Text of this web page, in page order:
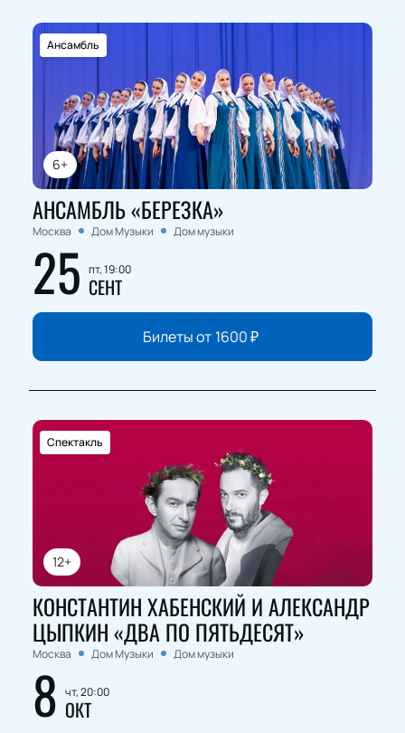
6+
Ансамбль
АНСАМБЛЬ «БЕРЕЗКА»
Москва Дом Музыки Дом музыки
25 пт, 19:00
СЕНТ
Билеты от 1600₽
12+
Спектакль
КОНСТАНТИН ХАБЕНСКИЙ И АЛЕКСАНДР
ЦЫПКИН «ДВА ПО ПЯТЬДЕСЯТ»
Москва Дом Музыки Дом музыки
8 чт, 20:00
ОКТ